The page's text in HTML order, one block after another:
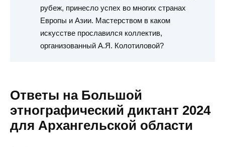
рубеж, принесло успех во многих странах
Европы и Азии. Мастерством в каком
искусстве прославился коллектив,
организованный А.Я. Колотиловой?
Ответы на Большой
этнографический диктант 2024
для Архангельской области